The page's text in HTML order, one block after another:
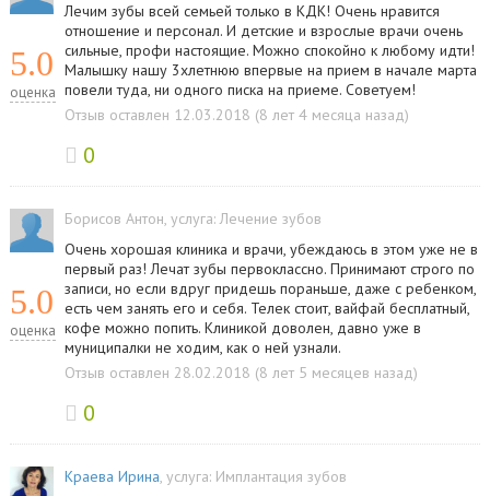
5.0
оценка
Лечим зубы всей семьей только в КДК! Очень нравится
отношение и персонал. И детские и взрослые врачи очень
сильные, профи настоящие. Можно спокойно к любому идти!
Малышку нашу 3хлетнюю впервые на прием в начале марта
повели туда, ни одного писка на приеме. Советуем!
Отзыв оставлен 12.03.2018 (8 лет 4 месяца назад)
0
5.0
оценка
Борисов Антон, услуга:Лечение зубов
Очень хорошая клиника и врачи, убеждаюсь в этом уже не в
первый раз! Лечат зубы первоклассно. Принимают строго по
записи, но если вдруг придешь пораньше, даже с ребенком,
есть чем занять его и себя. Телек стоит, вайфай бесплатный,
кофе можно попить. Клиникой доволен, давно уже в
муниципалки не ходим, как о ней узнали.
Отзыв оставлен 28.02.2018 (8 лет 5 месяцев назад)
0
Краева Ирина, услуга: Имплантация зубов